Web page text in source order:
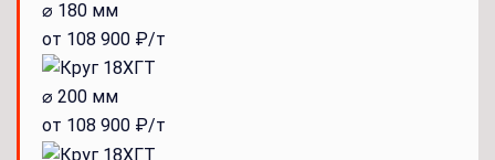
⌀ 180 мм
от 108 900 ₽/т
⌀ 200 мм
от 108 900 ₽/т